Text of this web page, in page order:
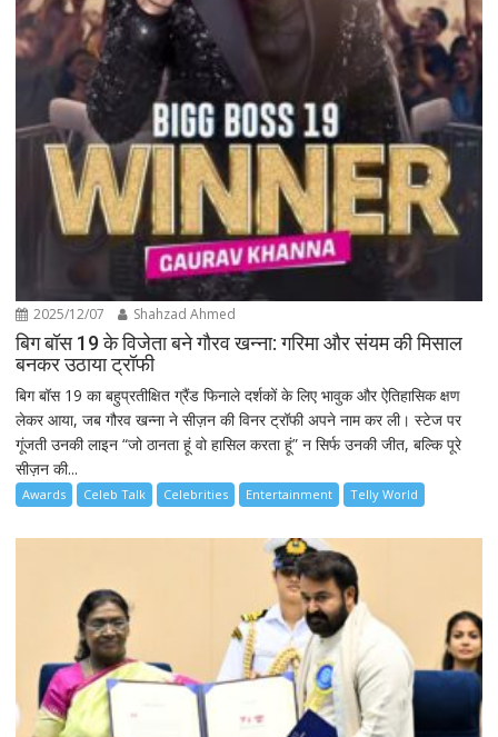
2025/12/07 Shahzad Ahmed
बिग बॉस 19 के विजेता बने गौरव खन्ना: गरिमा और संयम की मिसाल
बनकर उठाया ट्रॉफी
बिग बॉस 19 का बहुप्रतीक्षित ग्रैंड फिनाले दर्शकों के लिए भावुक और ऐतिहासिक क्षण
लेकर आया, जब गौरव खन्ना ने सीज़न की विनर ट्रॉफी अपने नाम कर ली। स्टेज पर
गूंजती उनकी लाइन “जो ठानता हूं वो हासिल करता हूं” न सिर्फ उनकी जीत, बल्कि पूरे
सीज़न की...
Awards Celeb Talk Celebrities Entertainment Telly World